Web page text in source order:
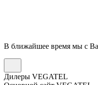
В ближайшее время мы с
Дилеры VEGATEL